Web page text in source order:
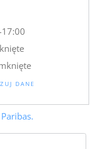
DANE